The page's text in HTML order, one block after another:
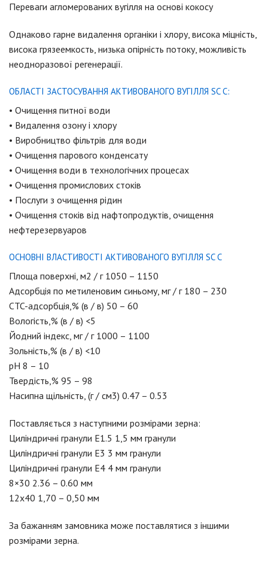
Переваги агломерованих вугілля на основі кокосу
Однаково гарне видалення органіки і хлору, висока міцність,
висока грязеемкость, низька опірність потоку, можливість
неодноразової регенерації.
ОБЛАСТІ ЗАСТОСУВАННЯ АКТИВОВАНОГО ВУГІЛЛЯ SC C:
• Очищення питної води
• Видалення озону і хлору
• Виробництво фільтрів для води
• Очищення парового конденсату
• Очищення води в технологічних процесах
• Очищення промислових стоків
• Послуги з очищення рідин
• Очищення стоків від нафтопродуктів, очищення
нефтерезервуаров
ОСНОВНІ ВЛАСТИВОСТІ АКТИВОВАНОГО ВУГІЛЛЯ SC C
Площа поверхні, м2 / г 1050 – 1150
Адсорбція по метиленовим синьому, мг / г 180 – 230
CTC-адсорбція,% (в / в) 50 – 60
Вологість,% (в / в) <5
Йодний індекс, мг / г 1000 – 1100
Зольність,% (в / в) <10
pH 8 – 10
Твердість,% 95 – 98
Насипна щільність, (г / см3) 0.47 – 0.53
Поставляється з наступними розмірами зерна:
Циліндричні гранули E1.5 1,5 мм гранули
Циліндричні гранули E3 3 мм гранули
Циліндричні гранули E4 4 мм гранули
8×30 2.36 – 0.60 мм
12х40 1,70 – 0,50 мм
За бажанням замовника може поставлятися з іншими
розмірами зерна.